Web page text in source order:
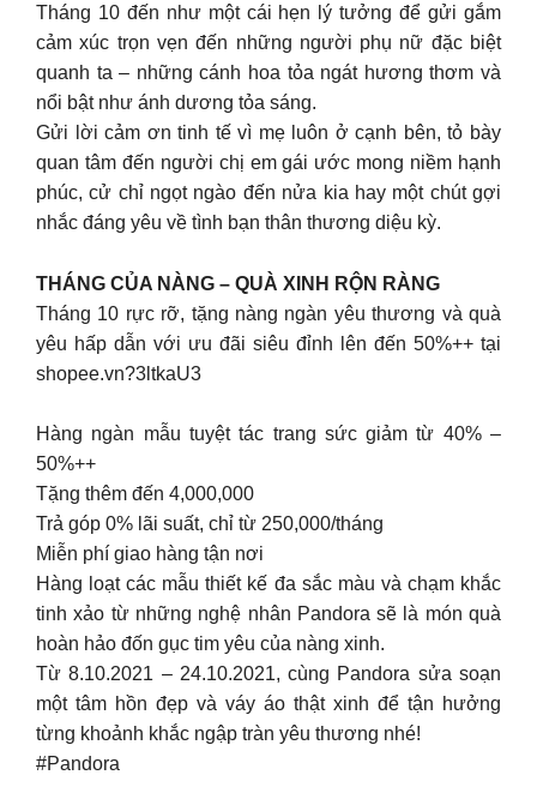
Tháng 10 đến như một cái hẹn lý tưởng để gửi gắm
cảm xúc trọn vẹn đến những người phụ nữ đặc biệt
quanh ta – những cánh hoa tỏa ngát hương thơm và
nổi bật như ánh dương tỏa sáng.
Gửi lời cảm ơn tinh tế vì mẹ luôn ở cạnh bên, tỏ bày
quan tâm đến người chị em gái ước mong niềm hạnh
phúc, cử chỉ ngọt ngào đến nửa kia hay một chút gợi
nhắc đáng yêu về tình bạn thân thương diệu kỳ.
THÁNG CỦA NÀNG – QUÀ XINH RỘN RÀNG
Tháng 10 rực rỡ, tặng nàng ngàn yêu thương và quà
yêu hấp dẫn với ưu đãi siêu đỉnh lên đến 50%++ tại
shopee.vn?3ltkaU3
Hàng ngàn mẫu tuyệt tác trang sức giảm từ 40% –
50%++
Tặng thêm đến 4,000,000
Trả góp 0% lãi suất, chỉ từ 250,000/tháng
Miễn phí giao hàng tận nơi
Hàng loạt các mẫu thiết kế đa sắc màu và chạm khắc
tinh xảo từ những nghệ nhân Pandora sẽ là món quà
hoàn hảo đốn gục tim yêu của nàng xinh.
Từ 8.10.2021 – 24.10.2021, cùng Pandora sửa soạn
một tâm hồn đẹp và váy áo thật xinh để tận hưởng
từng khoảnh khắc ngập tràn yêu thương nhé!
#Pandora